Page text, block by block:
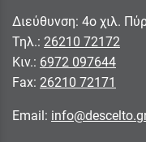
Διεύθυνση: 4ο χιλ.
Τηλ.: 26210 72172
Κιν.: 6972 097644
Fax: 26210 72171
Email: